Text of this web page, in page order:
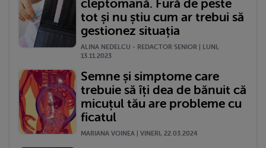
cleptomană. Fură de peste
tot și nu știu cum ar trebui să
gestionez situația
ALINA NEDELCU - REDACTOR SENIOR | LUNI,
13.11.2023
Semne și simptome care
trebuie să îți dea de bănuit că
micuțul tău are probleme cu
ficatul
MARIANA VOINEA | VINERI, 22.03.2024